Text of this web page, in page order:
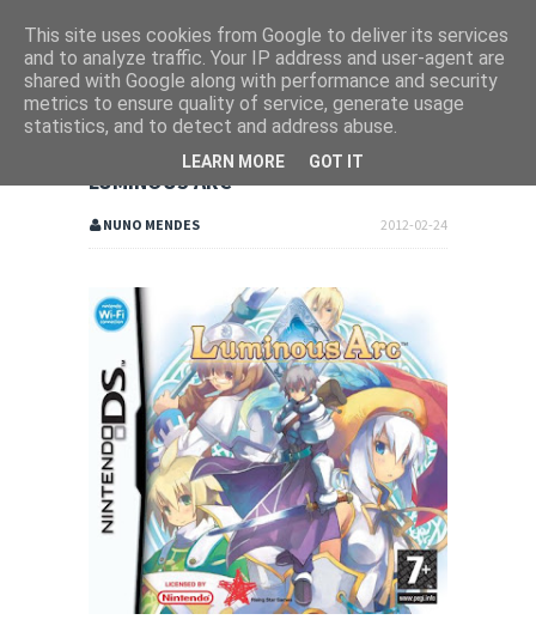
LUMINOUS ARC
2012-02-24
NUNO MENDES
This site uses cookies from Google to deliver its services
and to analyze traffic. Your IP address and user-agent are
shared with Google along with performance and security
metrics to ensure quality of service, generate usage
statistics, and to detect and address abuse.
LEARN MORE GOT IT